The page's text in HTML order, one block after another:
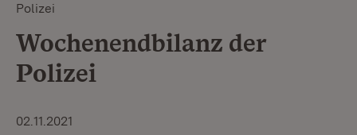
Polizei
Wochenendbilanz der
Polizei
02.11.2021